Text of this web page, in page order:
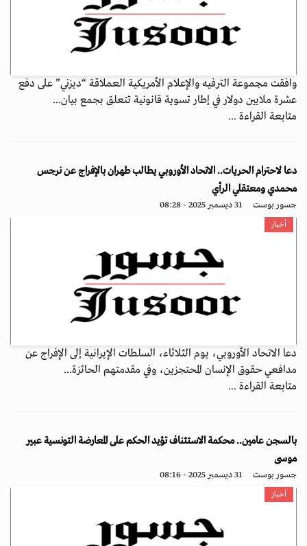
وافقت مجموعة الترفيه والإعلام الأمريكية العملاقة “ديزني” على دفع
عشرة ملايين دولار في إطار تسوية قانونية تتعلق بجمع بيان...
متابعة القراءة ...
دعا لاحترام الحريات.. الاتحاد الأوروبي يطالب طهران بالإفراج عن نرجس
محمدي ومعتقلي الرأي
جسور بوست 31 ديسمبر 2025 - 08:28
أخبار
دعا الاتحاد الأوروبي، يوم الثلاثاء، السلطات الإيرانية إلى الإفراج عن
مدافعي حقوق الإنسان المحتجزين، وفي مقدمتهم الحائزة...
متابعة القراءة ...
بالسجن عامين.. محكمة الاستئناف تؤيد الحكم على المعارضة التونسية عبير
موسى
جسور بوست 31 ديسمبر 2025 - 08:16
أخبار